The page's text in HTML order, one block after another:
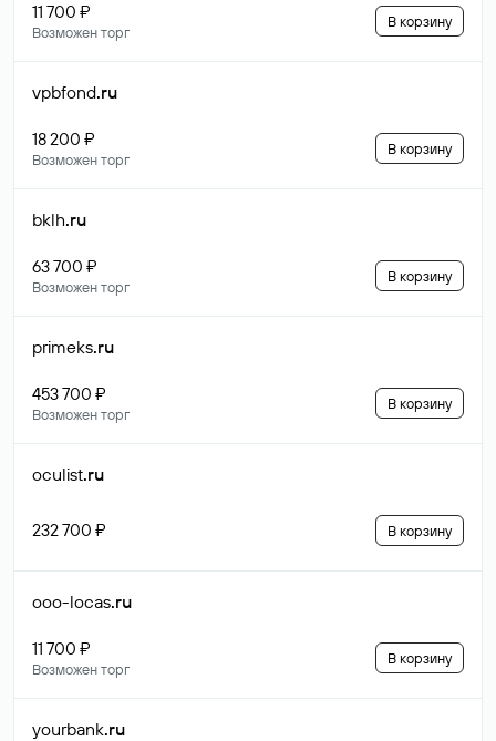
11 700 ₽
Возможен торг
В корзину
vpbfond.ru
18 200 ₽
Возможен торг
В корзину
bklh.ru
63 700 ₽
Возможен торг
В корзину
primeks.ru
453 700 ₽
Возможен торг
В корзину
oculist.ru
232 700 ₽ В корзину
ooo-locas.ru
11 700 ₽
Возможен торг
В корзину
yourbank.ru